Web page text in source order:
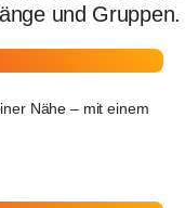
und Gruppen.
Nähe – mit einem